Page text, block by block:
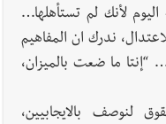
لأنك لم تستأهلها…
ندرك ان المفاهيم
“إنتا ما ضعت بالميزان،
لنوصف بالايجابيين،